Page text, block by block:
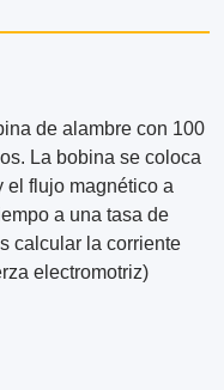
de alambre con 100
La bobina se coloca
el flujo magnético a
a una tasa de
calcular la corriente
electromotriz)